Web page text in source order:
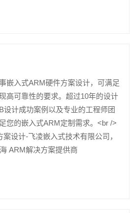
嵌入式ARM硬件方案设计，可满足
高可靠性的要求。超过10年的设计
设计成功案例以及专业的工程师团
您的嵌入式ARM定制需求。<br />
设计-飞凌嵌入式技术有限公司，
ARM解决方案提供商